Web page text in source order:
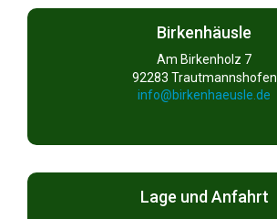
Birkenhäusle
Am Birkenholz 7
92283 Trautmannshofen
info@birkenhaeusle.de
Lage und Anfahrt